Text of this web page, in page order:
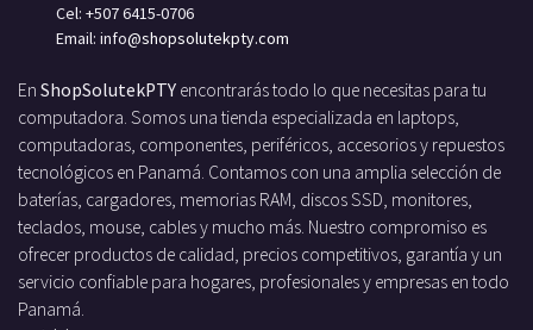
Cel: +507 6415-0706
Email: info@shopsolutekpty.com
En ShopSolutekPTY encontrarás todo lo que necesitas para tu
computadora. Somos una tienda especializada en laptops,
computadoras, componentes, periféricos, accesorios y repuestos
tecnológicos en Panamá. Contamos con una amplia selección de
baterías, cargadores, memorias RAM, discos SSD, monitores,
teclados, mouse, cables y mucho más. Nuestro compromiso es
ofrecer productos de calidad, precios competitivos, garantía y un
servicio confiable para hogares, profesionales y empresas en todo
Panamá.